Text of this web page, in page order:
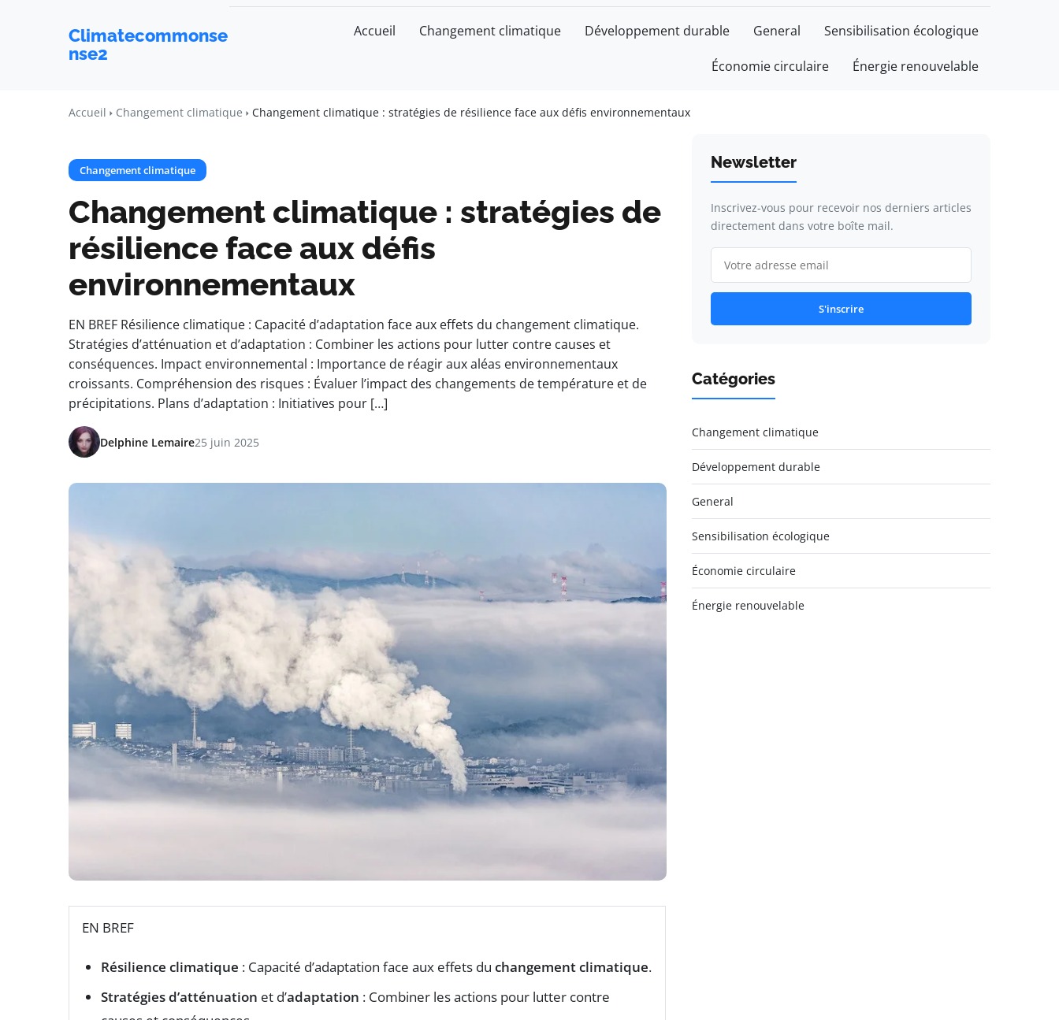
Climatecommonse
nse2
Accueil Changement climatique Développement durable General Sensibilisation écologique
Économie circulaire Énergie renouvelable
Accueil Changement climatique Changement climatique : stratégies de résilience face aux défis environnementaux
Changement climatique
Changement climatique : stratégies de
résilience face aux défis
environnementaux
EN BREF Résilience climatique : Capacité d’adaptation face aux effets du changement climatique.
Stratégies d’atténuation et d’adaptation : Combiner les actions pour lutter contre causes et
conséquences. Impact environnemental : Importance de réagir aux aléas environnementaux
croissants. Compréhension des risques : Évaluer l’impact des changements de température et de
précipitations. Plans d’adaptation : Initiatives pour […]
Delphine Lemaire25 juin 2025
EN BREF
Résilience climatique : Capacité d’adaptation face aux effets du changement climatique.
Stratégies d’atténuation et d’adaptation : Combiner les actions pour lutter contre
Newsletter
Inscrivez-vous pour recevoir nos derniers articles
directement dans votre boîte mail.
S'inscrire
Catégories
Changement climatique
Développement durable
General
Sensibilisation écologique
Économie circulaire
Énergie renouvelable